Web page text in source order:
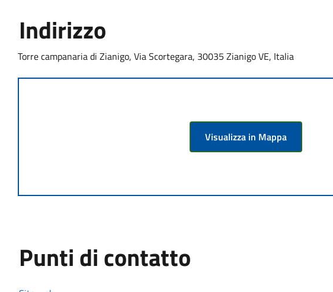
Indirizzo
Torre campanaria di Zianigo, Via Scortegara, 30035 Zianigo VE, Italia
Visualizza in Mappa
Punti di contatto